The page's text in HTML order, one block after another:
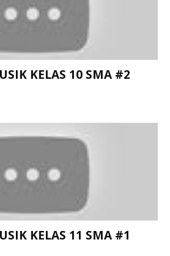
KELAS 10 SMA #2
KELAS 11 SMA #1